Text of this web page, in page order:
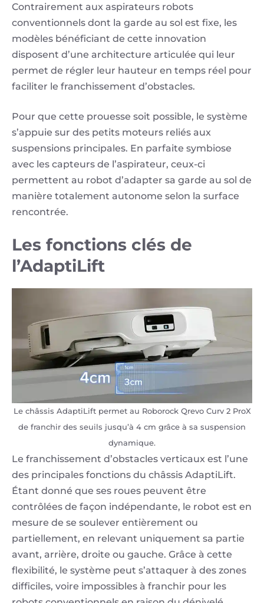
Contrairement aux aspirateurs robots
conventionnels dont la garde au sol est fixe, les
modèles bénéficiant de cette innovation
disposent d’une architecture articulée qui leur
permet de régler leur hauteur en temps réel pour
faciliter le franchissement d’obstacles.
Pour que cette prouesse soit possible, le système
s’appuie sur des petits moteurs reliés aux
suspensions principales. En parfaite symbiose
avec les capteurs de l’aspirateur, ceux-ci
permettent au robot d’adapter sa garde au sol de
manière totalement autonome selon la surface
rencontrée.
Les fonctions clés de
l’AdaptiLift
Le châssis AdaptiLift permet au Roborock Qrevo Curv 2 ProX
de franchir des seuils jusqu’à 4 cm grâce à sa suspension
dynamique.
Le franchissement d’obstacles verticaux est l’une
des principales fonctions du châssis AdaptiLift.
Étant donné que ses roues peuvent être
contrôlées de façon indépendante, le robot est en
mesure de se soulever entièrement ou
partiellement, en relevant uniquement sa partie
avant, arrière, droite ou gauche. Grâce à cette
flexibilité, le système peut s’attaquer à des zones
difficiles, voire impossibles à franchir pour les